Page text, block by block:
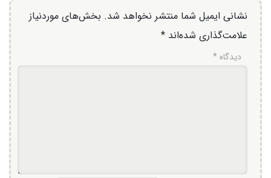
نشانی ایمیل شما منتشر نخواهد شد. بخش‌های موردنیاز
علامت‌گذاری شده‌اند *
دیدگاه *